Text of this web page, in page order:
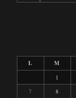
L
M
1
7
8